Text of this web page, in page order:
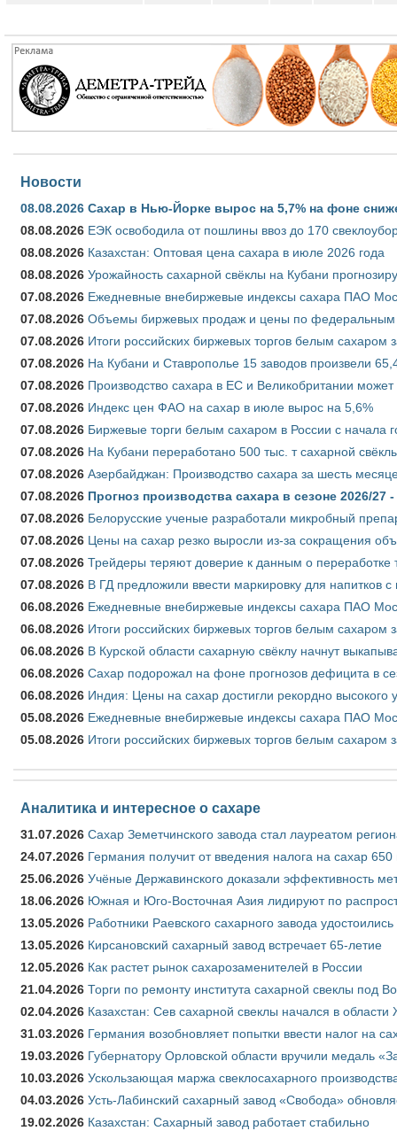
Новости
08.08.2026 Сахар в Нью-Йорке вырос на 5,7% на фоне
08.08.2026 ЕЭК освободила от пошлины ввоз до 170
08.08.2026 Казахстан: Оптовая цена сахара в июле 2026 года
08.08.2026 Урожайность сахарной свёклы на Кубани
07.08.2026 Ежедневные внебиржевые индексы сахара ПАО
07.08.2026 Объемы биржевых продаж и цены по федеральным
07.08.2026 Итоги российских биржевых торгов белым сахаром
07.08.2026 На Кубани и Ставрополье 15 заводов произвели
07.08.2026 Производство сахара в ЕС и Великобритании
07.08.2026 Индекс цен ФАО на сахар в июле вырос на 5,6%
07.08.2026 Биржевые торги белым сахаром в России с начала
07.08.2026 На Кубани переработано 500 тыс. т сахарной
07.08.2026 Азербайджан: Производство сахара за шесть
07.08.2026 Прогноз производства сахара в сезоне 2026/
07.08.2026 Белорусские ученые разработали микробный
07.08.2026 Цены на сахар резко выросли из-за сокращения
07.08.2026 Трейдеры теряют доверие к данным о переработке
07.08.2026 В ГД предложили ввести маркировку для напитков
06.08.2026 Ежедневные внебиржевые индексы сахара ПАО
06.08.2026 Итоги российских биржевых торгов белым сахаром
06.08.2026 В Курской области сахарную свёклу начнут
06.08.2026 Сахар подорожал на фоне прогнозов дефицита в
06.08.2026 Индия: Цены на сахар достигли рекордно высокого
05.08.2026 Ежедневные внебиржевые индексы сахара ПАО
05.08.2026 Итоги российских биржевых торгов белым сахаром
Аналитика и интересное о сахаре
31.07.2026 Сахар Земетчинского завода стал лауреатом
24.07.2026 Германия получит от введения налога на сахар
25.06.2026 Учёные Державинского доказали эффективность
18.06.2026 Южная и Юго-Восточная Азия лидируют по
13.05.2026 Работники Раевского сахарного завода удостоились
13.05.2026 Кирсановский сахарный завод встречает 65-летие
12.05.2026 Как растет рынок сахарозаменителей в России
21.04.2026 Торги по ремонту института сахарной свеклы под
02.04.2026 Казахстан: Сев сахарной свеклы начался в области
31.03.2026 Германия возобновляет попытки ввести налог на
19.03.2026 Губернатору Орловской области вручили медаль
10.03.2026 Ускользающая маржа свеклосахарного
04.03.2026 Усть-Лабинский сахарный завод «Свобода»
19.02.2026 Казахстан: Сахарный завод работает стабильно